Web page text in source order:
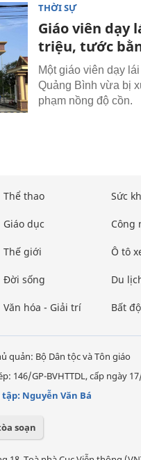
THỜI SỰ
Giáo viên dạy
triệu, tước
Một giáo viên dạy
Quảng Bình vừa bị
phạm nồng độ cồn.
Thể thao
Giáo dục
Thế giới
Đời sống
Văn hóa - Giải trí
Sức
Công
Ô tô
Du
Bất
quản: Bộ Dân tộc và Tôn giáo
146/GP-BVHTTDL, cấp ngày
Nguyễn Văn Bá
soạn